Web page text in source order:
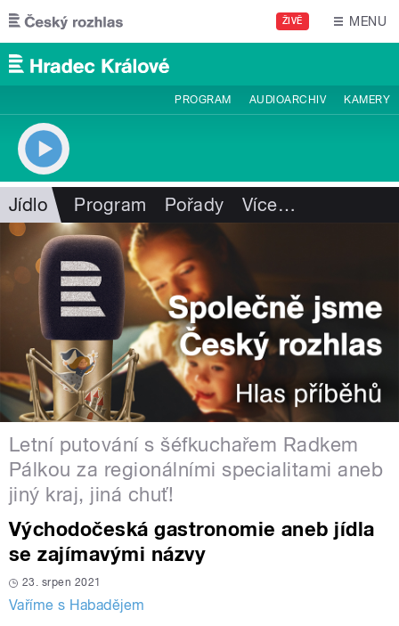
Přejít k hlavnímu obsahu
ŽIVĚ MENU
PROGRAM AUDIOARCHIV KAMERY
Jídlo Program Pořady Více…
Letní putování s šéfkuchařem Radkem
Pálkou za regionálními specialitami aneb
jiný kraj, jiná chuť!
Východočeská gastronomie aneb jídla
se zajímavými názvy
23. srpen 2021
Vaříme s Habadějem